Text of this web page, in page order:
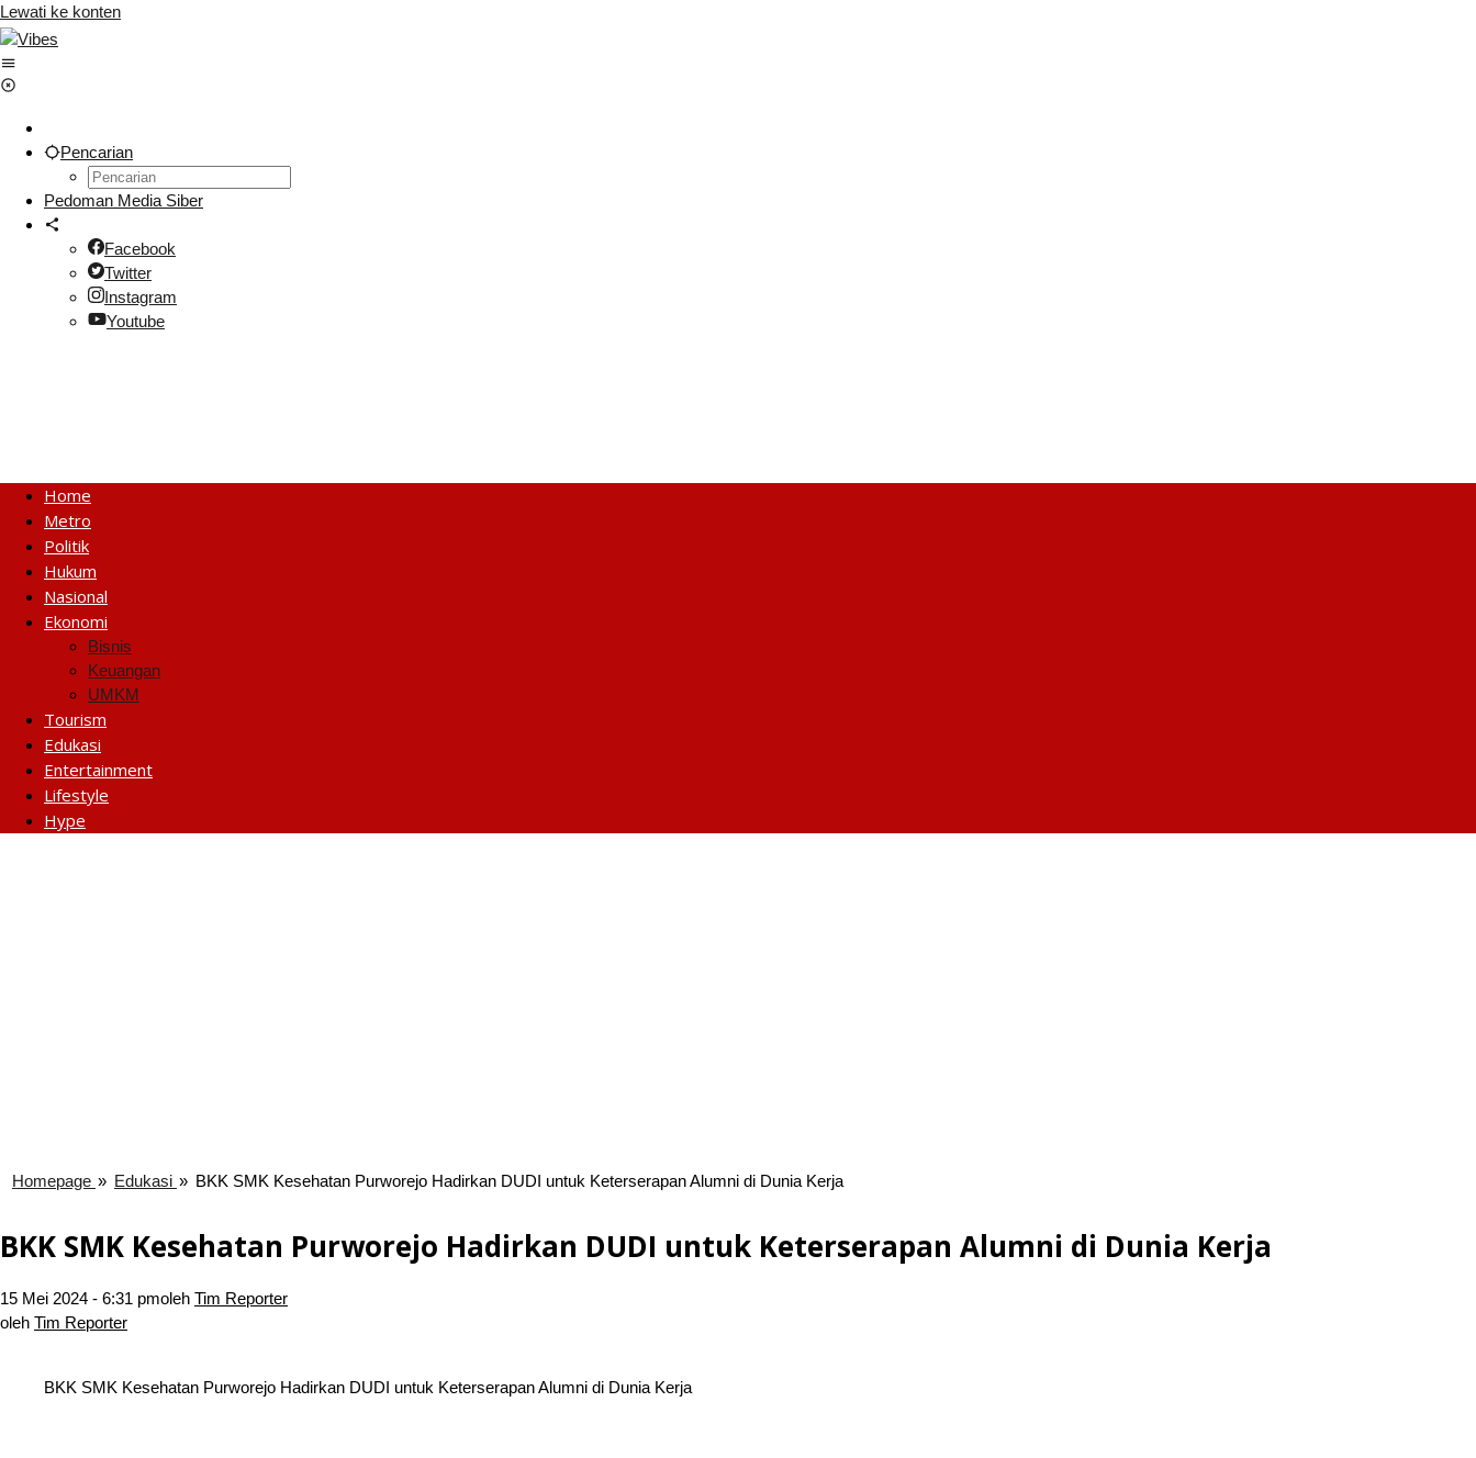
Lewati ke konten
Pencarian
Pedoman Media Siber
Facebook
Twitter
Instagram
Youtube
Home
Metro
Politik
Hukum
Nasional
Ekonomi
Bisnis
Keuangan
UMKM
Tourism
Edukasi
Entertainment
Lifestyle
Hype
Homepage » Edukasi » BKK SMK Kesehatan Purworejo Hadirkan DUDI untuk Keterserapan Alumni di Dunia Kerja
BKK SMK Kesehatan Purworejo Hadirkan DUDI untuk Keterserapan Alumni di Dunia Kerja
15 Mei 2024 - 6:31 pmoleh Tim Reporter
oleh Tim Reporter
BKK SMK Kesehatan Purworejo Hadirkan DUDI untuk Keterserapan Alumni di Dunia Kerja